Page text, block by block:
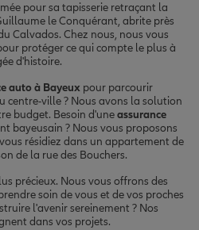
pour sa tapisserie retraçant la
le Conquérant, abrite près
Calvados. Chez nous, nous vous
protéger ce qui compte le plus à
d'histoire.
auto à Bayeux pour parcourir
centre-ville ? Nous avons la solution
budget. Besoin d'uneassurance
bayeusain ? Nous vous proposons
résidiez dans un appartement de
de la rue des Bouchers.
précieux. Nous vous offrons des
soin de vous et de vos proches
l'avenir sereinement ? Nos
dans vos projets.